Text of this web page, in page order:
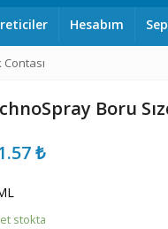
Hesabım
Boru
₺
stokta